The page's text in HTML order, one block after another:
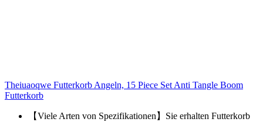
Theiuaoqwe Futterkorb Angeln, 15 Piece Set Anti Tangle Boom
Futterkorb
【Viele Arten von Spezifikationen】Sie erhalten Futterkorb